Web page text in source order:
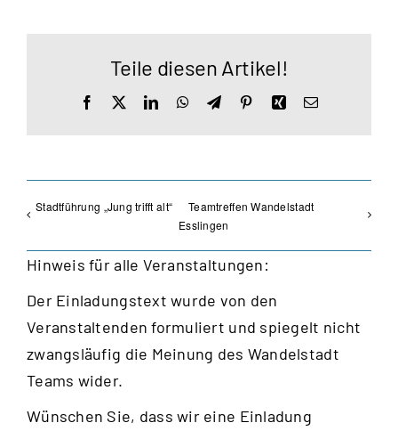
Teile diesen Artikel!
Facebook LinkedInWhatsApp
TelegramPinterestXingE-
Stadtführung „Jung trifft alt“
Teamtreffen Wandelstadt
Esslingen
Hinweis für alle Veranstaltungen:
Der Einladungstext wurde von den
Veranstaltenden formuliert und spiegelt nicht
zwangsläufig die Meinung des Wandelstadt
Teams wider.
Wünschen Sie, dass wir eine Einladung